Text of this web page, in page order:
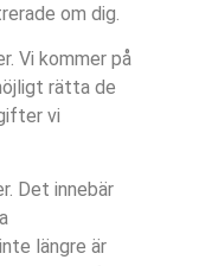
om dig.
Vi kommer på
rätta de
vi
Det innebär
längre är